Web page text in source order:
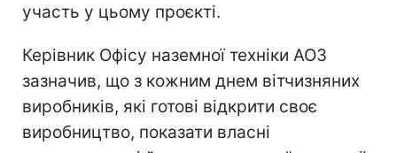
участь у цьому проєкті.
Керівник Офісу наземної техніки АОЗ
зазначив, що з кожним днем вітчизняних
виробників, які готові відкрити своє
виробництво, показати власні